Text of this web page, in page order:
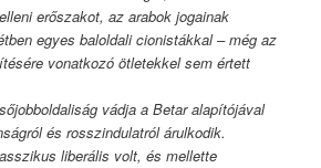
erőszakot, az arabok jogainak
egyes baloldali cionistákkal – még az
vonatkozó ötletekkel sem értett
vádja a Betar alapítójával
és rosszindulatról árulkodik.
liberális volt, és mellette